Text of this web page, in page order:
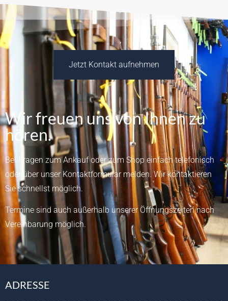
Jetzt Kontakt aufnehmen
Wir freuen uns von Ihnen zu
hören.
Bei Fragen zum Ankauf oder zum Shop einfach telefonisch
oder über unser Kontaktformularmelden.Wir kontaktieren
Sie schnellst möglich.
Termine sind auch außerhalb unserer Öffnungszeiten nach
Vereinbarung möglich.
ADRESSE